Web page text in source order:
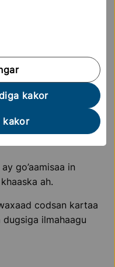
kakor
kakor
leeyihiin laba
naafada maskaxeed
taleefan ahaan
08-
go’aamisaa in
ah.
codsan kartaa
ilmahaagu